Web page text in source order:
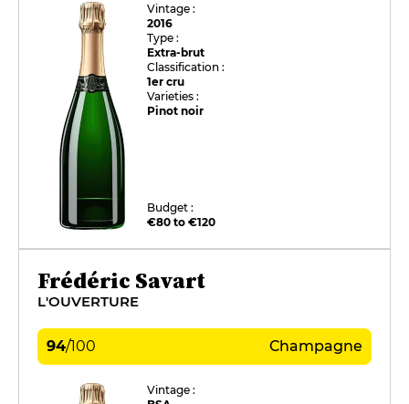
Vintage :
2016
Type :
Extra-brut
Classification :
1er cru
Varieties :
Pinot noir
Budget :
€80 to €120
Frédéric Savart
L'OUVERTURE
94/100 Champagne
Vintage :